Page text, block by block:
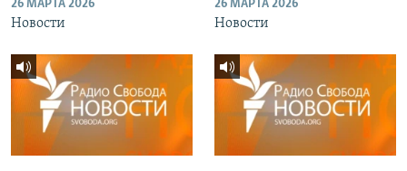
26 МАРТА 2026
Новости
26 МАРТА 2026
Новости